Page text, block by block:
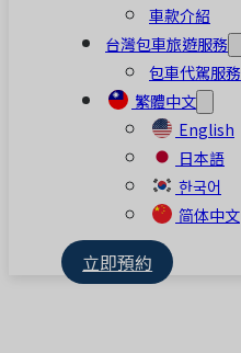
車款介紹
台灣包車旅遊服務
包車代駕服務
繁體中文
English
日本語
한국어
简体中文
立即預約